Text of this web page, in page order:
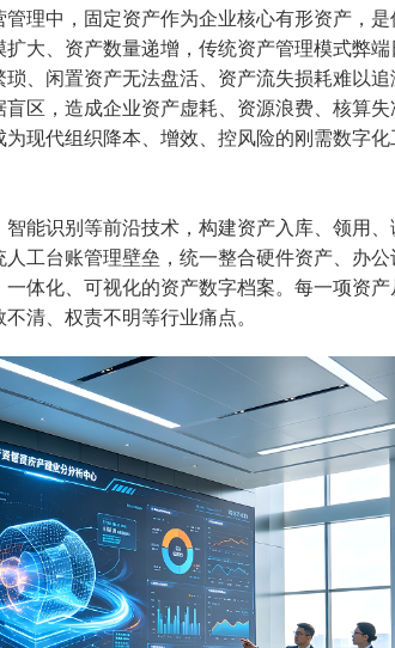
理中，固定资产作为企业核心有形资产，
大、资产数量递增，传统资产管理模式弊
、闲置资产无法盘活、资产流失损耗难以追
区，造成企业资产虚耗、资源浪费、核算
现代组织降本、增效、控风险的刚需数字
能识别等前沿技术，构建资产入库、领用、
工台账管理壁垒，统一整合硬件资产、办
体化、可视化的资产数字档案。每一项资
清、权责不明等行业痛点。